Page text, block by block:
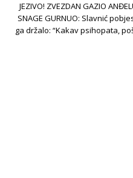
JEZIVO! ZVEZDAN GAZIO
SNAGE GURNUO: Slavnić
ga držalo: “Kakav psihopata,